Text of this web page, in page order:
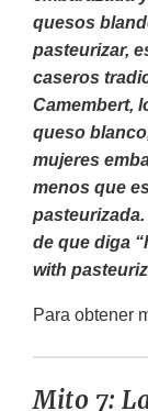
quesos
pasteurizar,
caseros
Camembert,
queso
mujeres
menos que
de que diga
with
Para obtener
Mito 7: